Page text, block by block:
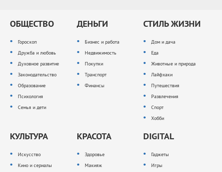
ОБЩЕСТВО
Гороскоп
Дружба и любовь
Духовное развитие
Законодательство
Образование
Психология
Семья и дети
ДЕНЬГИ
Бизнес и работа
Недвижимость
Покупки
Транспорт
Финансы
СТИЛЬ ЖИЗНИ
Дом и дача
Еда
Животные и природа
Лайфхаки
Путешествия
Развлечения
Спорт
Хобби
КУЛЬТУРА
Искусство
Кино и сериалы
КРАСОТА
Здоровье
Макияж
DIGITAL
Гаджеты
Игры